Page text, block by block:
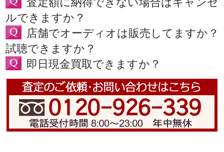
ルできますか？
店舗でオーディオは販売してますか？
試聴できますか？
即日現金買取できますか？